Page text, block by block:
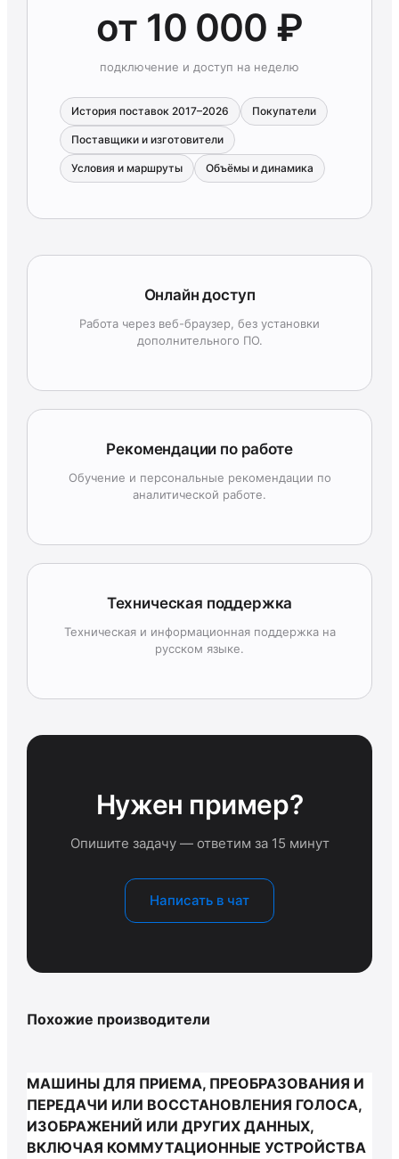
от 10 000 ₽
подключение и доступ на неделю
История поставок 2017–2026 Покупатели
Поставщики и изготовители
Условия и маршруты Объёмы и динамика
Онлайн доступ
Работа через веб-браузер, без установки
дополнительного ПО.
Рекомендации по работе
Обучение и персональные рекомендации по
аналитической работе.
Техническая поддержка
Техническая и информационная поддержка на
русском языке.
Нужен пример?
Опишите задачу — ответим за 15 минут
Написать в чат
Похожие производители
МАШИНЫ ДЛЯ ПРИЕМА, ПРЕОБРАЗОВАНИЯ И
ПЕРЕДАЧИ ИЛИ ВОССТАНОВЛЕНИЯ ГОЛОСА,
ИЗОБРАЖЕНИЙ ИЛИ ДРУГИХ ДАННЫХ,
ВКЛЮЧАЯ КОММУТАЦИОННЫЕ УСТРОЙСТВА